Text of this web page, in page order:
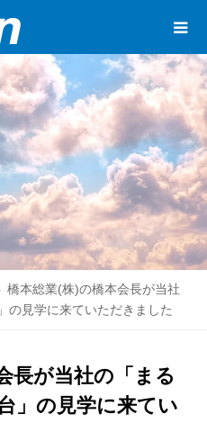
橋本総業(株)の橋本会長が当社
の見学に来ていただきました
長が当社の「まる
」の見学に来てい